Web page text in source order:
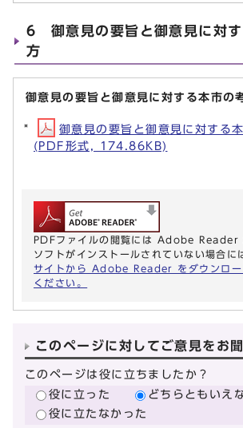
6 御意見の要旨と御意見に対す
方
御意見の要旨と御意見に対する本市の
御意見の要旨と御意見に対する
(PDF形式, 174.86KB)
PDFファイルの閲覧には Adobe Reader
ソフトがインストールされていない場合に
サイトから Adobe Reader をダウンロー
ください。
このページに対してご意見をお
このページは役に立ちましたか？
役に立った
どちらともいえ
役に立たなかった